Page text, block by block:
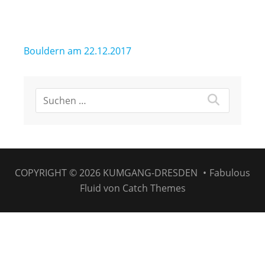
Beitragsnavigation
Bouldern am 22.12.2017
COPYRIGHT © 2026 KUMGANG-DRESDEN • Fabulous
Fluid von Catch Themes